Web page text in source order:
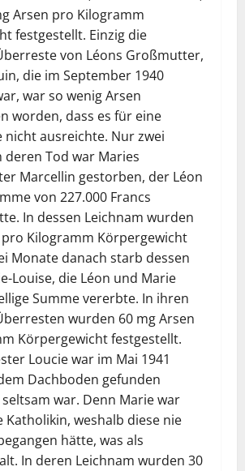
Arsen pro Kilogramm
festgestellt. Einzig die
von Léons Großmutter,
die im September 1940
war so wenig Arsen
worden, dass es für eine
nicht ausreichte. Nur zwei
deren Tod war Maries
Marcellin gestorben, der Léon
von 227.000 Francs
In dessen Leichnam wurden
Kilogramm Körpergewicht
Monate danach starb dessen
Louise, die Léon und Marie
Summe vererbte. In ihren
wurden 60 mg Arsen
Körpergewicht festgestellt.
Loucie war im Mai 1941
Dachboden gefunden
war. Denn Marie war
Katholikin, weshalb diese nie
hätte, was als
In deren Leichnam wurden 30